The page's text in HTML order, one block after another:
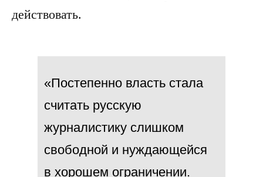
действовать.
«Постепенно власть стала
считать русскую
журналистику слишком
свободной и нуждающейся
в хорошем ограничении.